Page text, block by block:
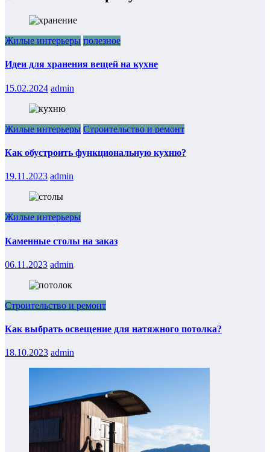
Жилые интерьеры полезное
Идеи для хранения вещей на кухне
15.02.2024 admin
Жилые интерьеры Строительство и ремонт
Как обустроить функциональную кухню?
19.11.2023 admin
Жилые интерьеры
Каменные столы на заказ
06.11.2023 admin
Строительство и ремонт
Как выбрать освещение для натяжного потолка?
18.10.2023 admin